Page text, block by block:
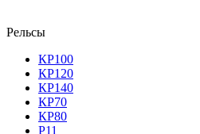
Рельсы
КР100
КР120
КР140
КР70
КР80
Р11